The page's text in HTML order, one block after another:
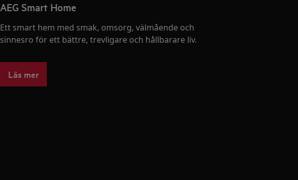
AEG Smart Home
Ett smart hem med smak, omsorg, välmående och
sinnesro för ett bättre, trevligare och hållbarare liv.
Läs mer